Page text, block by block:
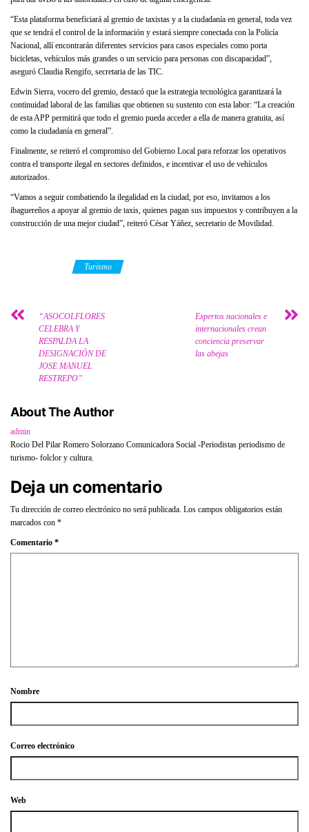
“Esta plataforma beneficiará al gremio de taxistas y a la ciudadanía en general, toda vez
que se tendrá el control de la información y estará siempre conectada con la Policía
Nacional, allí encontrarán diferentes servicios para casos especiales como porta
bicicletas, vehículos más grandes o un servicio para personas con discapacidad”,
aseguró Claudia Rengifo, secretaria de las TIC.
Edwin Sierra, vocero del gremio, destacó que la estrategia tecnológica garantizará la
continuidad laboral de las familias que obtienen su sustento con esta labor: “La creación
de esta APP permitirá que todo el gremio pueda acceder a ella de manera gratuita, así
como la ciudadanía en general”.
Finalmente, se reiteró el compromiso del Gobierno Local para reforzar los operativos
contra el transporte ilegal en sectores definidos, e incentivar el uso de vehículos
autorizados.
“Vamos a seguir combatiendo la ilegalidad en la ciudad, por eso, invitamos a los
ibaguereños a apoyar al gremio de taxis, quienes pagan sus impuestos y contribuyen a la
construcción de una mejor ciudad”, reiteró César Yáñez, secretario de Movilidad.
Turismo
“ASOCOLFLORES
CELEBRA Y
RESPALDA LA
DESIGNACIÓN DE
JOSE MANUEL
RESTREPO”
Expertos nacionales e
internacionales crean
conciencia preservar
las abejas
About The Author
admin
Rocio Del Pilar Romero Solorzano Comunicadora Social -Periodistas periodismo de
turismo- folclor y cultura.
Deja un comentario
Tu dirección de correo electrónico no será publicada. Los campos obligatorios están
marcados con *
Comentario *
Nombre
Correo electrónico
Web